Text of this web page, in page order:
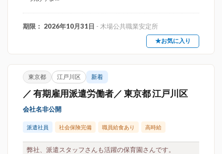
期限： 2026年10月31日 - 木場公共職業安定所
★お気に入り
東京都 江戸川区 新着
／ 有期雇用派遣労働者／ 東京都 江戸川区
会社名非公開
派遣社員 社会保険完備 職員給食あり 高時給
弊社、派遣スタッフさんも活躍の保育園さんです。